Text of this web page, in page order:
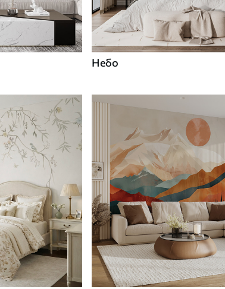
Небо